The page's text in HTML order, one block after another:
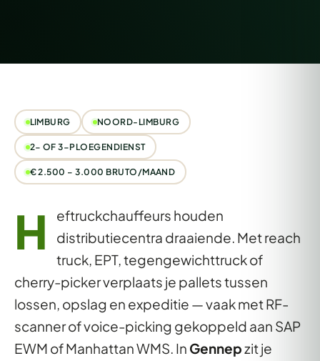
LIMBURG NOORD-LIMBURG
2- OF 3-PLOEGENDIENST
€ 2.500 – 3.000 BRUTO/MAAND
H
eftruckchauffeurs houden
distributiecentra draaiende. Met reach
truck, EPT, tegengewichttruck of
cherry-picker verplaats je pallets tussen
lossen, opslag en expeditie — vaak met RF-
scanner of voice-picking gekoppeld aan SAP
EWM of Manhattan WMS. In Gennepzit je